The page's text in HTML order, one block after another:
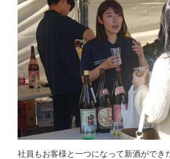
社員もお客様と一つになって新酒ができ